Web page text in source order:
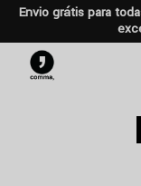
Envio grátis para